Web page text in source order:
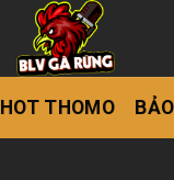
HOT THOMO